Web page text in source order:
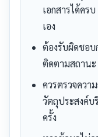
เอกสารได้คร
เอง
ต้องรับผิดชอบ
ติดตามสถาน
ควรตรวจควา
วัตถุประสงค์
ครั้ง